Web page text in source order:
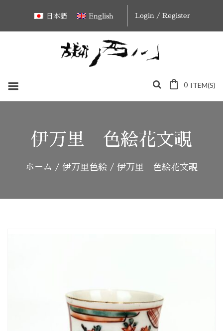
content
日本語 English Login / Register
0 ITEM(S)
伊万里 色絵花文覗
ホーム / 伊万里色絵 / 伊万里 色絵花文覗